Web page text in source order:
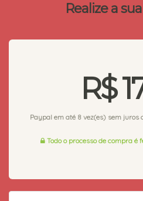
Realize a
R$
Paypal em até 8 vez(es) sem juros
Todo o processo de compra é